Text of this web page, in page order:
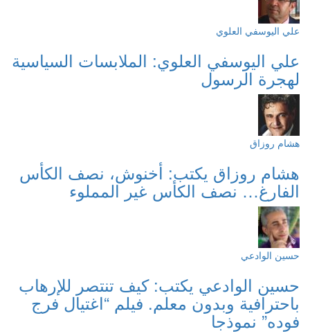
علي اليوسفي العلوي
علي اليوسفي العلوي: الملابسات السياسية
لهجرة الرسول
هشام روزاق
هشام روزاق يكتب: أخنوش، نصف الكأس
الفارغ… نصف الكأس غير المملوء
حسين الوادعي
حسين الوادعي يكتب: كيف تنتصر للإرهاب
باحترافية وبدون معلم. فيلم “اغتيال فرج
فوده” نموذجا